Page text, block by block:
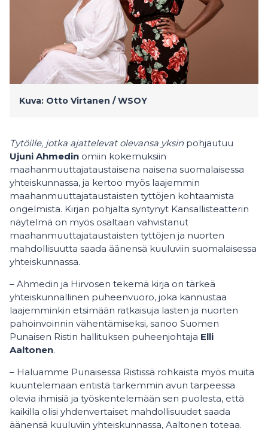
Kuva: Otto Virtanen / WSOY
Tytöille, jotka ajattelevat olevansa yksin pohjautuu
Ujuni Ahmedin omiin kokemuksiin
maahanmuuttajataustaisena naisena suomalaisessa
yhteiskunnassa, ja kertoo myös laajemmin
maahanmuuttajataustaisten tyttöjen kohtaamista
ongelmista. Kirjan pohjalta syntynyt Kansallisteatterin
näytelmä on myös osaltaan vahvistanut
maahanmuuttajataustaisten tyttöjen ja nuorten
mahdollisuutta saada äänensä kuuluviin suomalaisessa
yhteiskunnassa.
– Ahmedin ja Hirvosen tekemä kirja on tärkeä
yhteiskunnallinen puheenvuoro, joka kannustaa
laajemminkin etsimään ratkaisuja lasten ja nuorten
pahoinvoinnin vähentämiseksi, sanoo Suomen
Punaisen Ristin hallituksen puheenjohtaja Elli
Aaltonen.
– Haluamme Punaisessa Ristissä rohkaista myös muita
kuuntelemaan entistä tarkemmin avun tarpeessa
olevia ihmisiä ja työskentelemään sen puolesta, että
kaikilla olisi yhdenvertaiset mahdollisuudet saada
äänensä kuuluviin yhteiskunnassa, Aaltonen toteaa.